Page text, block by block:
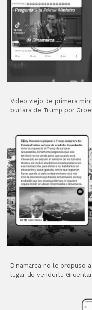
Video viejo de primera
burlara de Trump por
Dinamarca no le propuso
lugar de venderle